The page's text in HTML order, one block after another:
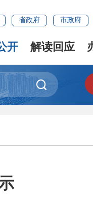
省政府 市政府
开 解读回应
